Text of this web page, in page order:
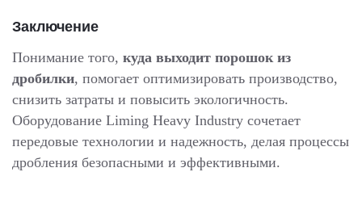
Заключение
Понимание того, куда выходит порошок из
дробилки, помогает оптимизировать производство,
снизить затраты и повысить экологичность.
Оборудование Liming Heavy Industry сочетает
передовые технологии и надежность, делая процессы
дробления безопасными и эффективными.